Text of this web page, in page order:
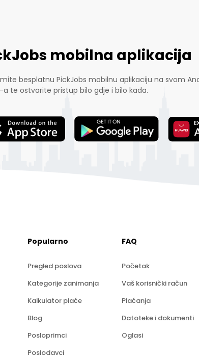
mobilna aplikacija
besplatnu PickJobs mobilnu aplikaciju na svom
a te ostvarite pristup bilo gdje i bilo kada.
Popularno
Pregled poslova
Kategorije zanimanja
Kalkulator plaće
Blog
Posloprimci
Poslodavci
FAQ
Početak
Vaš korisnički račun
Plaćanja
Datoteke i dokumenti
Oglasi